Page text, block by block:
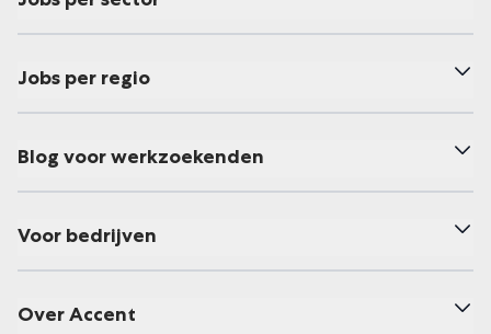
Jobs per regio
Blog voor werkzoekenden
Voor bedrijven
Over Accent